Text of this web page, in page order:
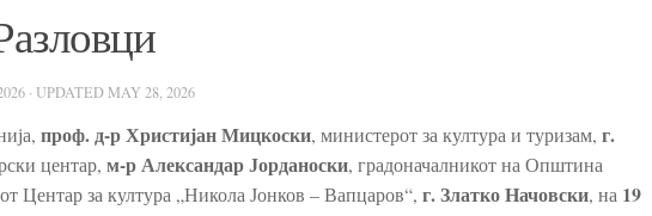
· UPDATED MAY 28, 2026
проф. д-р Христијан Мицкоски, министерот за култура и туризам, г.
центар, м-р Александар Јорданоски, градоначалникот на Општина
Центар за култура „Никола Јонков – Вапцаров“, г. Златко Начовски, на 19